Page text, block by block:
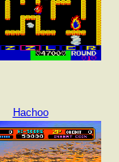
Hachoo